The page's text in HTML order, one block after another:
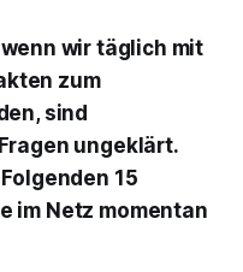
wir täglich mit
zum
sind
ungeklärt.
15
im Netz momentan